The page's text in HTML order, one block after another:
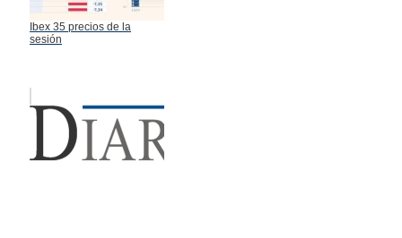
Ibex 35 precios de la
sesión